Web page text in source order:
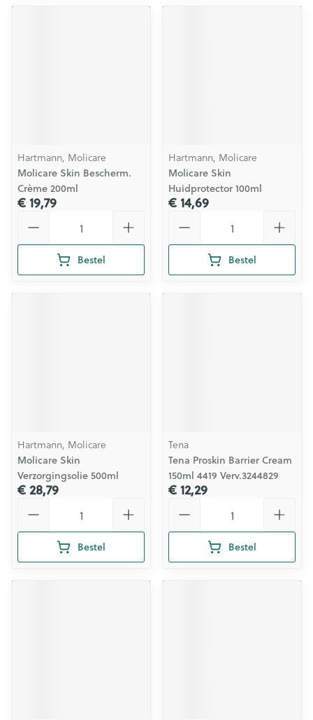
Hartmann, Molicare
Molicare Skin Bescherm.
Crème 200ml
€ 19,79
Bestel
Hartmann, Molicare
Molicare Skin
Huidprotector 100ml
€ 14,69
Bestel
Hartmann, Molicare
Molicare Skin
Verzorgingsolie 500ml
€ 28,79
Bestel
Tena
Tena Proskin Barrier Cream
150ml 4419 Verv.3244829
€ 12,29
Bestel